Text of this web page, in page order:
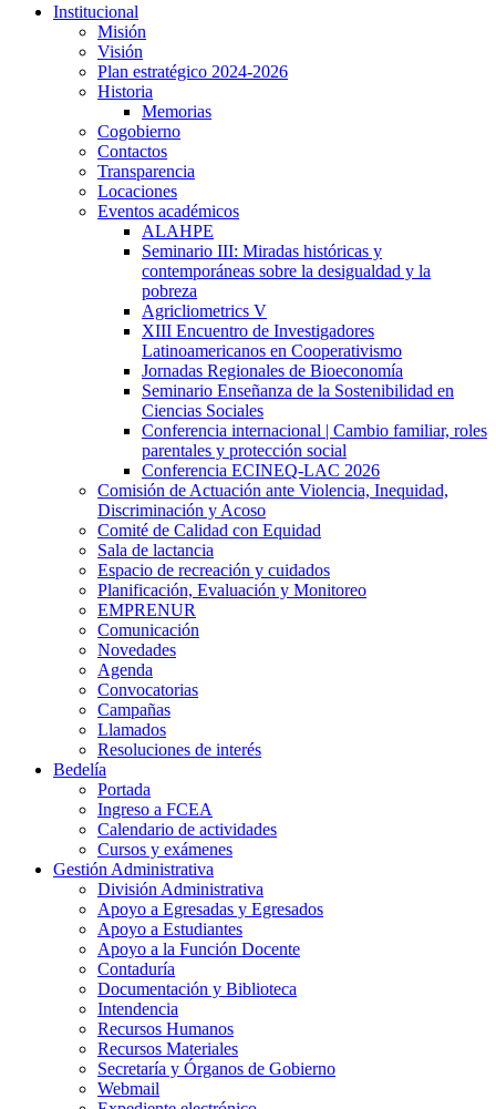
Institucional
Misión
Visión
Plan estratégico 2024-2026
Historia
Memorias
Cogobierno
Contactos
Transparencia
Locaciones
Eventos académicos
ALAHPE
Seminario III: Miradas históricas y
contemporáneas sobre la desigualdad y la
pobreza
Agricliometrics V
XIII Encuentro de Investigadores
Latinoamericanos en Cooperativismo
Jornadas Regionales de Bioeconomía
Seminario Enseñanza de la Sostenibilidad en
Ciencias Sociales
Conferencia internacional | Cambio familiar, roles
parentales y protección social
Conferencia ECINEQ-LAC 2026
Comisión de Actuación ante Violencia, Inequidad,
Discriminación y Acoso
Comité de Calidad con Equidad
Sala de lactancia
Espacio de recreación y cuidados
Planificación, Evaluación y Monitoreo
EMPRENUR
Comunicación
Novedades
Agenda
Convocatorias
Campañas
Llamados
Resoluciones de interés
Bedelía
Portada
Ingreso a FCEA
Calendario de actividades
Cursos y exámenes
Gestión Administrativa
División Administrativa
Apoyo a Egresadas y Egresados
Apoyo a Estudiantes
Apoyo a la Función Docente
Contaduría
Documentación y Biblioteca
Intendencia
Recursos Humanos
Recursos Materiales
Secretaría y Órganos de Gobierno
Webmail